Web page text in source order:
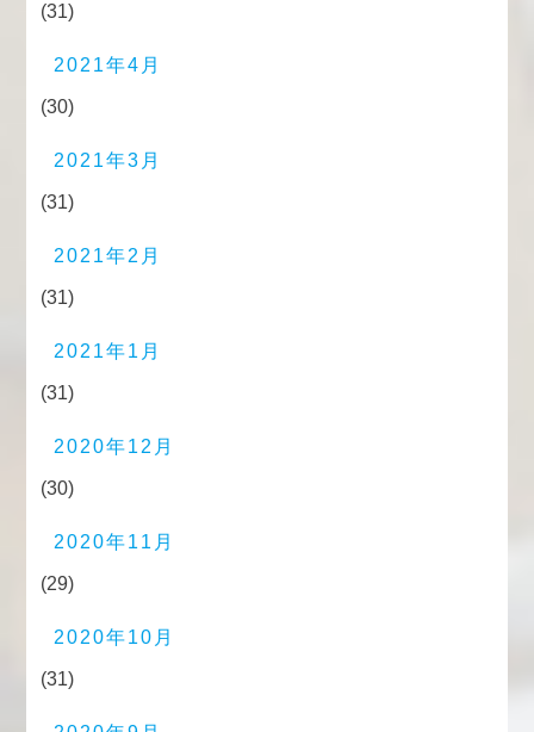
(31)
2021年4月
(30)
2021年3月
(31)
2021年2月
(31)
2021年1月
(31)
2020年12月
(30)
2020年11月
(29)
2020年10月
(31)